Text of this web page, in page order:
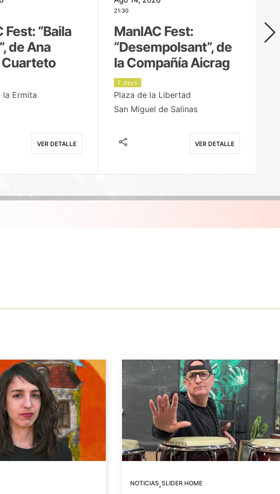
Fest: “Baila
de Ana
la Ermita
VER DETALLE
21:30
ManIAC Fest:
“Desempolsant”, de
la Compañía Aicrag
7 days
Plaza de la Libertad
San Miguel de Salinas
VER DETALLE
NOTICIAS,SLIDER HOME